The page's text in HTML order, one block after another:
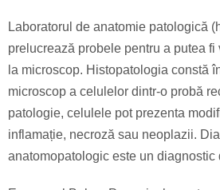
Laboratorul de anatomie patologică
prelucrează probele pentru a putea
la microscop. Histopatologia constă
microscop a celulelor dintr-o probă
patologie, celulele pot prezenta
inflamație, necroză sau neoplazii.
anatomopatologic este un diagnostic